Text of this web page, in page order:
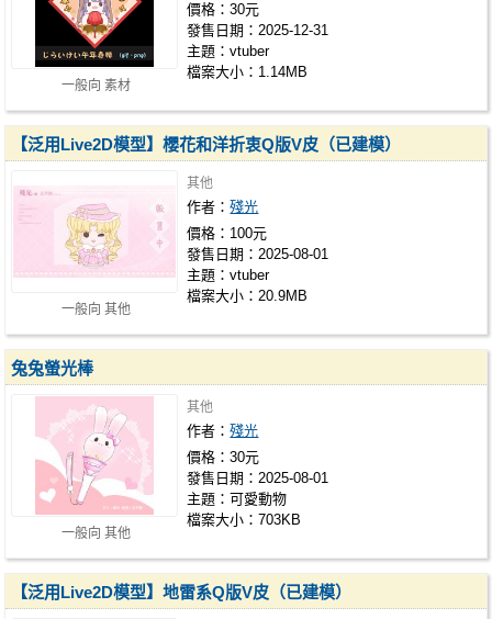
一般向 素材
價格：30元
發售日期：2025-12-31
主題：vtuber
檔案大小：1.14MB
一般向 其他
【泛用Live2D模型】櫻花和洋折衷Q版V皮（已建模）
其他
作者：殘光
價格：100元
發售日期：2025-08-01
主題：vtuber
檔案大小：20.9MB
一般向 其他
兔兔螢光棒
其他
作者：殘光
價格：30元
發售日期：2025-08-01
主題：可愛動物
檔案大小：703KB
【泛用Live2D模型】地雷系Q版V皮（已建模）